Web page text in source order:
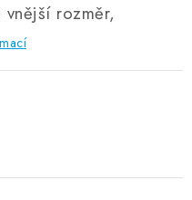
vnější rozměr,